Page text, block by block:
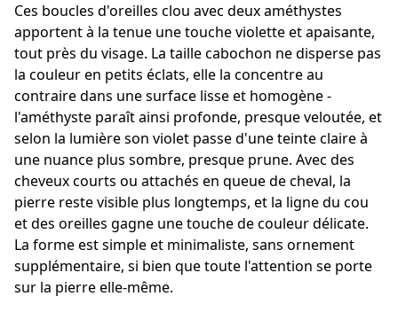
Ces boucles d'oreilles clou avec deux améthystes
apportent à la tenue une touche violette et apaisante,
tout près du visage. La taille cabochon ne disperse pas
la couleur en petits éclats, elle la concentre au
contraire dans une surface lisse et homogène -
l'améthyste paraît ainsi profonde, presque veloutée, et
selon la lumière son violet passe d'une teinte claire à
une nuance plus sombre, presque prune. Avec des
cheveux courts ou attachés en queue de cheval, la
pierre reste visible plus longtemps, et la ligne du cou
et des oreilles gagne une touche de couleur délicate.
La forme est simple et minimaliste, sans ornement
supplémentaire, si bien que toute l'attention se porte
sur la pierre elle-même.